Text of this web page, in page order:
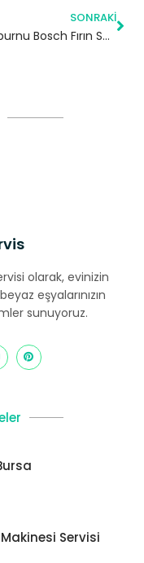
SONRAKI
Zeytinburnu Bosch Fırın Servisi
olarak, evinizin
eşyalarınızın
sunuyoruz.
Servisi